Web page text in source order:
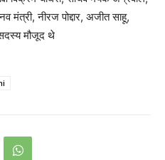
नीरज पोद्दार, अजीत साहू,
मौजूद थे